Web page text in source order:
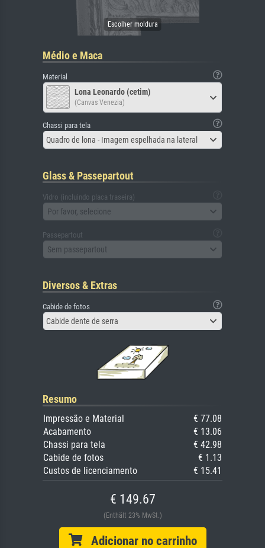
Médio e Maca
Material
Lona Leonardo (cetim)
(Canvas Venezia)
Chassi para tela
Quadro de lona - Imagem espelhada na lateral
Glass & Passepartout
Vidro (incluindo placa traseira)
Por favor, selecione
Passepartout
Sem passepartout
Diversos & Extras
Cabide de fotos
Cabide dente de serra
Resumo
Impressão e Material
€ 77.08
Acabamento
€ 13.06
Chassi para tela
€ 42.98
Cabide de fotos
€ 1.13
Custos de licenciamento
€ 15.41
€ 149.67
(Enthält 23% MwSt.)
Adicionar no carrinho